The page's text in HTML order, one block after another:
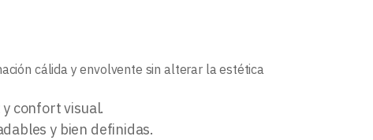
cálida y envolvente sin alterar la estética
confort visual.
y bien definidas.